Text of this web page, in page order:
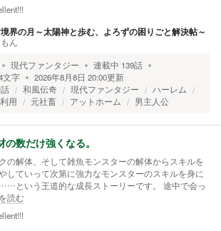
界の月～太陽神と歩む、よろずの困りごと解決帖～
ん
現代ファンタジー 連載中 139話
文字 2026年8月8日 20:00更新
和風伝奇 現代ファンタジー
ハーレム
用
元社畜 アットホーム 男主人公
の数だけ強くなる。
の解体、そして雑魚モンスターの解体からスキルを
していって次第に強力なモンスターのスキルを身に
という王道的な成長ストーリーです。 途中で会っ
読む